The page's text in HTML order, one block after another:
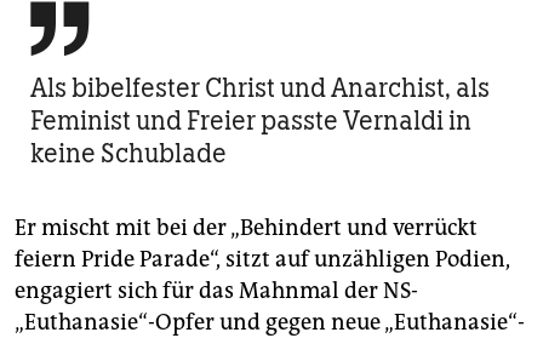

Als bibelfester Christ und Anarchist, als
Feminist und Freier passte Vernaldi in
keine Schublade
Er mischt mit bei der „Behindert und verrückt
feiern Pride Parade“, sitzt auf unzähligen Podien,
engagiert sich für das Mahnmal der NS-
„Euthanasie“-Opfer und gegen neue „Euthanasie“-